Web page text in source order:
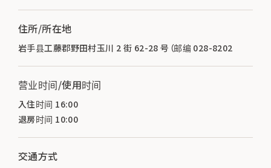
住所/所在地
岩手县工藤郡野田村玉川 2 街 62-28 号（邮编 028-8202
营业时间/使用时间
入住时间 16:00
退房时间 10:00
交通方式